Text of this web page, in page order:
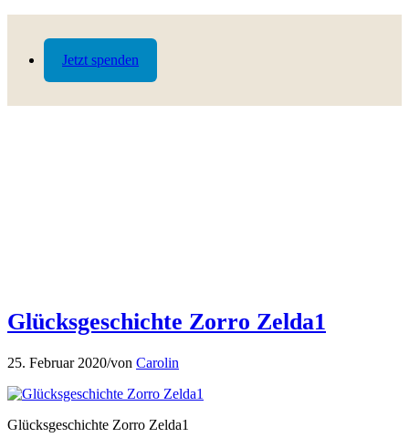
Jetzt spenden
Glücksgeschichte Zorro Zelda1
25. Februar 2020/von Carolin
Glücksgeschichte Zorro Zelda1